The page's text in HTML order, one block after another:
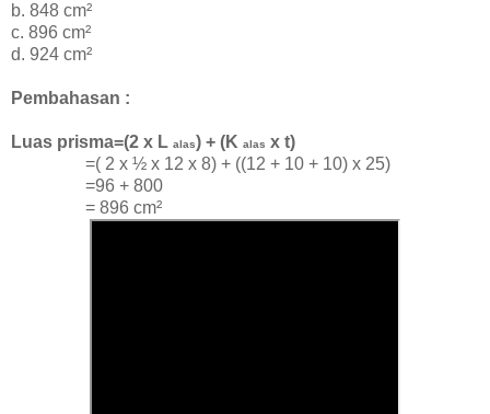
b. 848 cm²
c. 896 cm²
d. 924 cm²
Pembahasan :
Luas prisma=(2 x L alas) + (K alas x t)
=( 2 x ½ x 12 x 8) + ((12 + 10 + 10) x 25)
=96 + 800
= 896 cm²